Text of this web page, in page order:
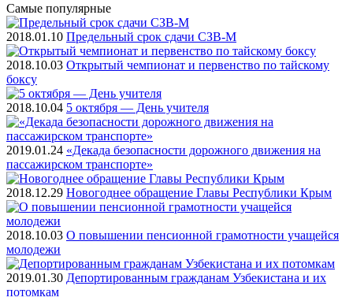
Самые популярные
2018.01.10 Предельный срок сдачи СЗВ-М
2018.10.03 Открытый чемпионат и первенство по тайскому
боксу
2018.10.04 5 октября — День учителя
2019.01.24 «Декада безопасности дорожного движения на
пассажирском транспорте»
2018.12.29 Новогоднее обращение Главы Республики Крым
2018.10.03 О повышении пенсионной грамотности учащейся
молодежи
2019.01.30 Депортированным гражданам Узбекистана и их
потомкам